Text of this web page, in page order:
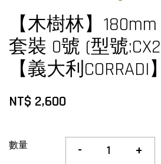
【木樹林】
套裝 0號 (型號
【義大利CORRADI】
NT$ 2,600
數量 - +